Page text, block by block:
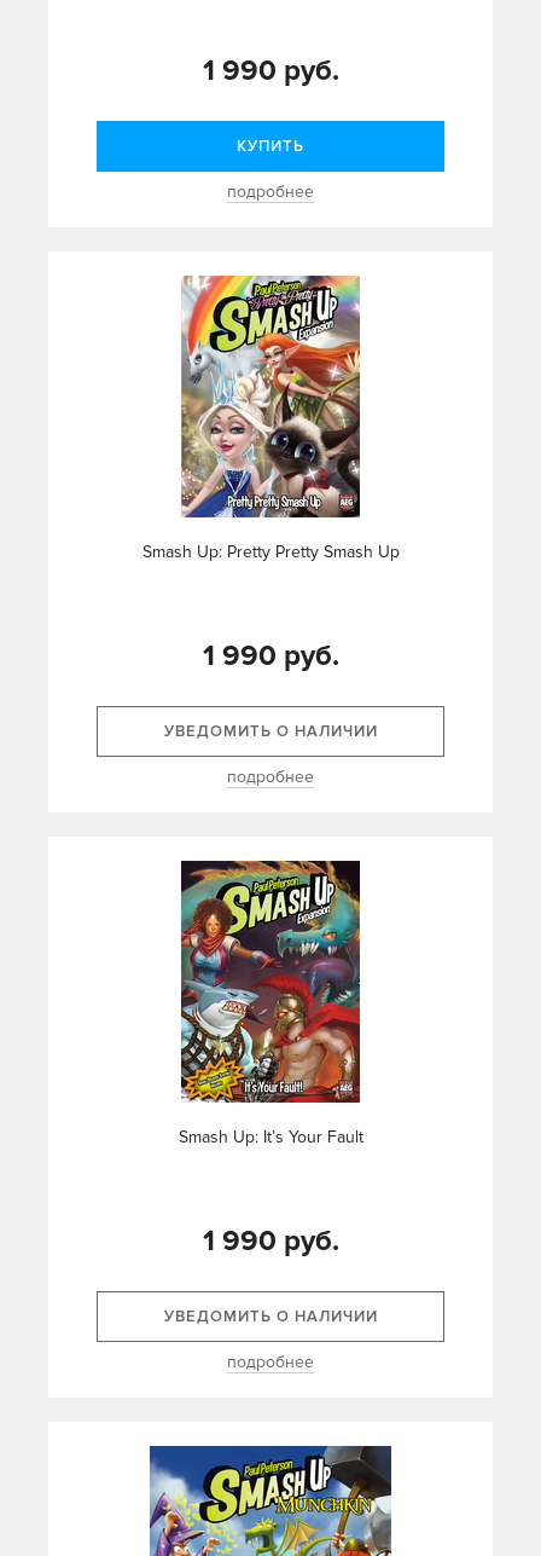
1 990 руб.
КУПИТЬ
подробнее
Smash Up: Pretty Pretty Smash Up
1 990 руб.
УВЕДОМИТЬ О НАЛИЧИИ
подробнее
Smash Up: It’s Your Fault
1 990 руб.
УВЕДОМИТЬ О НАЛИЧИИ
подробнее